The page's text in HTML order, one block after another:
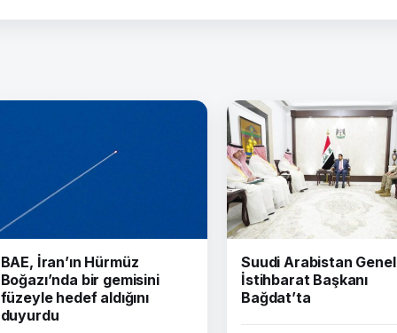
BAE, İran’ın Hürmüz
Boğazı’nda bir gemisini
füzeyle hedef aldığını
duyurdu
Suudi Arabistan Genel
İstihbarat Başkanı
Bağdat’ta